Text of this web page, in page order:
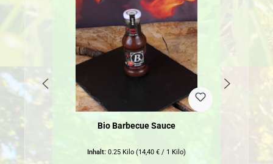
Bio Barbecue Sauce
Inhalt: 0.25 Kilo (14,40 € / 1 Kilo)